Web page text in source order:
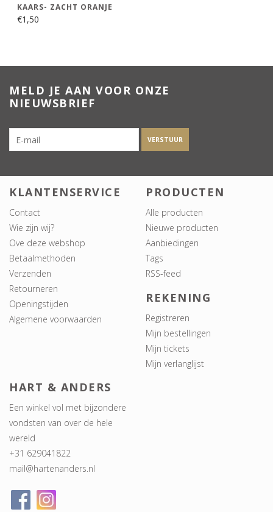
KAARS- ZACHT ORANJE
€1,50
MELD JE AAN VOOR ONZE
NIEUWSBRIEF
VERSTUUR
KLANTENSERVICE
Contact
Wie zijn wij?
Ove deze webshop
Betaalmethoden
Verzenden
Retourneren
Openingstijden
Algemene voorwaarden
PRODUCTEN
Alle producten
Nieuwe producten
Aanbiedingen
Tags
RSS-feed
REKENING
Registreren
Mijn bestellingen
Mijn tickets
Mijn verlanglijst
HART & ANDERS
Een winkel vol met bijzondere
vondsten van over de hele
wereld
+31 629041822
mail@hartenanders.nl